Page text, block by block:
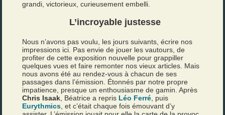
grandi, victorieux, curieusement embelli.
L’incroyable justesse
Nous n’avons pas voulu, les jours suivants, écrire nos
impressions ici. Pas envie de jouer les vautours, de
profiter de cette exposition nouvelle pour grappiller
quelques vues et faire remonter nos vieux articles. Mais
nous avons été au rendez-vous à chacun de ses
passages dans l’émission. Étonnés par notre propre
impatience, presque un enthousiasme de gamin. Après
Chris Isaak , Béatrice a repris Léo Ferré , puis
Eurythmics , et c’était chaque fois émouvant d’y